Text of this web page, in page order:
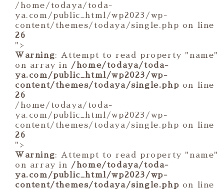
/home/todaya/toda-
ya.com/public_html/wp2023/wp-
content/themes/todaya/single.php on line
26
">
Warning: Attempt to read property "name"
on array in /home/todaya/toda-
ya.com/public_html/wp2023/wp-
content/themes/todaya/single.php on line
26
/home/todaya/toda-
ya.com/public_html/wp2023/wp-
content/themes/todaya/single.php on line
26
">
Warning: Attempt to read property "name"
on array in /home/todaya/toda-
ya.com/public_html/wp2023/wp-
content/themes/todaya/single.php on line